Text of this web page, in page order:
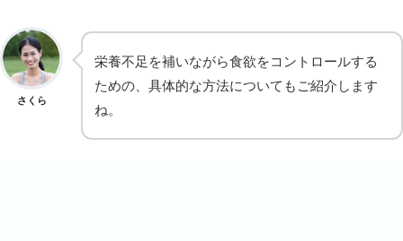
さくら
栄養不足を補いながら食欲をコントロールする
ための、具体的な方法についてもご紹介します
ね。